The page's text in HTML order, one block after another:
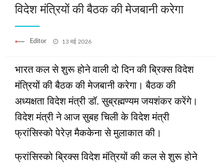
विदेश मंत्रियों की बैठक की मेजबानी करेगा
Editor
Posted
13 मई 2026
भारत कल से शुरू होने वाली दो दिन की ब्रिक्स विदेश
मंत्रियों की बैठक की मेजबानी करेगा। बैठक की
अध्यक्षता विदेश मंत्री डॉ. सुब्रह्मण्यम जयशंकर करेंगे।
विदेश मंत्री ने आज सुबह चिली के विदेश मंत्री
फ्रांसिस्को पेरेज़ मैककेना से मुलाकात की।
फ्रांसिस्को ब्रिक्स विदेश मंत्रियों की कल से शुरू होने